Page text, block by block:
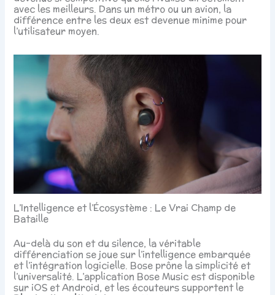
avec les meilleurs. Dans un métro ou un avion, la
différence entre les deux est devenue minime pour
l’utilisateur moyen.
L’Intelligence et l’Écosystème : Le Vrai Champ de
Bataille
Au-delà du son et du silence, la véritable
différenciation se joue sur l’intelligence embarquée
et l’intégration logicielle. Bose prône la simplicité et
l’universalité. L’application Bose Music est disponible
sur iOS et Android, et les écouteurs supportent le